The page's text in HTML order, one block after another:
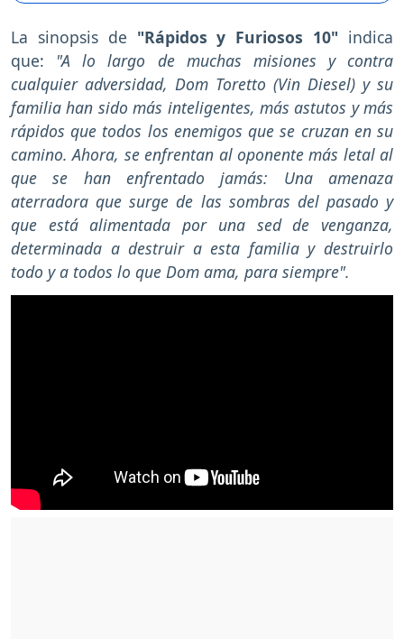
La sinopsis de "Rápidos y Furiosos 10" indica
que: "A lo largo de muchas misiones y contra
cualquier adversidad, Dom Toretto (Vin Diesel) y su
familia han sido más inteligentes, más astutos y más
rápidos que todos los enemigos que se cruzan en su
camino. Ahora, se enfrentan al oponente más letal al
que se han enfrentado jamás: Una amenaza
aterradora que surge de las sombras del pasado y
que está alimentada por una sed de venganza,
determinada a destruir a esta familia y destruirlo
todo y a todos lo que Dom ama, para siempre".